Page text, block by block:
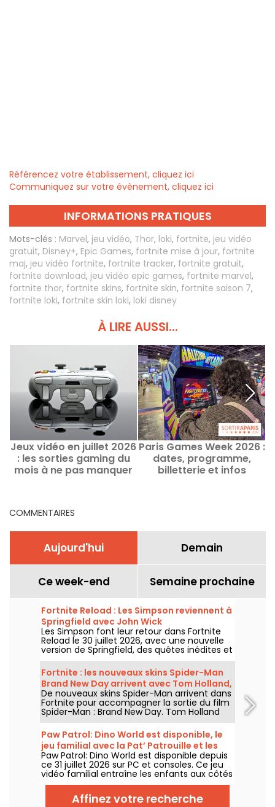
Référencez votre établissement, cliquez ici
Communiquez sur votre évènement, cliquez ici
INFORMATIONS PRATIQUES
Mots-clés : Marvel, jeu vidéo, Thor, loki, fortnite, jeu vidéo
gratuit, Disney+, Epic Games, fortnite mise à jour, fortnite
maj, jeu vidéo fortnite, fortnite tracker, fortnite gratuit,
fortnite download, jeu vidéo epic games, fortnite marvel,
fortnite thor, fortnite skins, fortnite skin, fortnite saison 7,
fortnite loki, fortnite skin loki, loki disney
À LIRE AUSSI...
Jeux vidéo en juillet 2026
: les sorties gaming du
mois à ne pas manquer
Paris Games Week 2026 :
dates, programme,
billetterie et infos
COMMENTAIRES
Aujourd'hui Demain
Ce week-end Semaine prochaine
Fortnite Reload : Les Simpson reviennent à
Springfield avec John Wick
Les Simpson font leur retour dans Fortnite
Reload le 30 juillet 2026, avec une nouvelle
version de Springfield, des quêtes inédites et
un crossover avec John Wick. La mise à jour
ajoute plusieurs lieux emblématiques, un
style spécial pour le célèbre assassin et de
nouveaux éléments de gameplay.
Fortnite : les nouveaux skins Spider-Man
Brand New Day arrivent avec Tom Holland,
Hulk et le Punisher
De nouveaux skins Spider-Man arrivent dans
Fortnite pour accompagner la sortie du film
Spider-Man : Brand New Day. Tom Holland
retrouve son costume de Peter Parker dans
le jeu d'Epic Games, aux côtés de Hulk et du
Punisher, à partir du 31 juillet 2026.
Paw Patrol: Dino World est disponible, le
jeu familial avec la Pat’ Patrouille et les
dinosaures
Paw Patrol: Dino World est disponible depuis
ce 31 juillet 2026 sur PC et consoles. Ce jeu
vidéo familial entraîne les enfants aux côtés
de la Pat’ Patrouille sur une île peuplée de
dinosaures.Affinez votre recherche